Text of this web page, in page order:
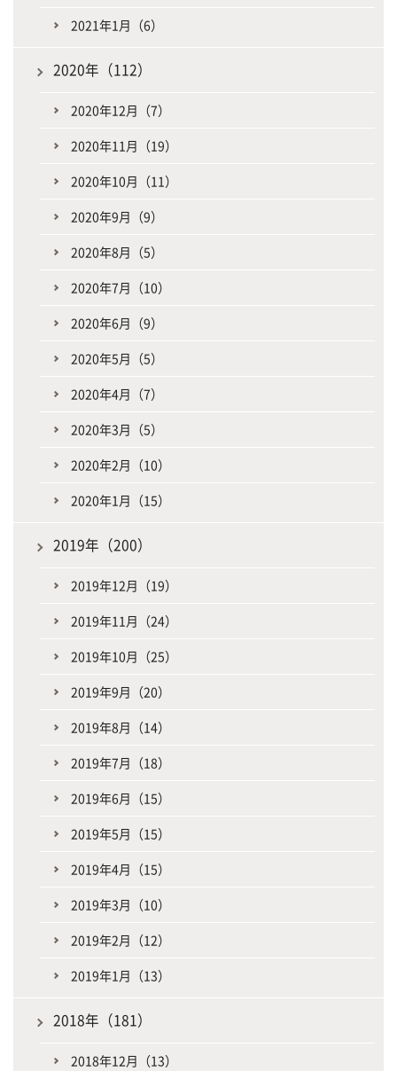
2021年1月（6）
2020年（112）
2020年12月（7）
2020年11月（19）
2020年10月（11）
2020年9月（9）
2020年8月（5）
2020年7月（10）
2020年6月（9）
2020年5月（5）
2020年4月（7）
2020年3月（5）
2020年2月（10）
2020年1月（15）
2019年（200）
2019年12月（19）
2019年11月（24）
2019年10月（25）
2019年9月（20）
2019年8月（14）
2019年7月（18）
2019年6月（15）
2019年5月（15）
2019年4月（15）
2019年3月（10）
2019年2月（12）
2019年1月（13）
2018年（181）
2018年12月（13）